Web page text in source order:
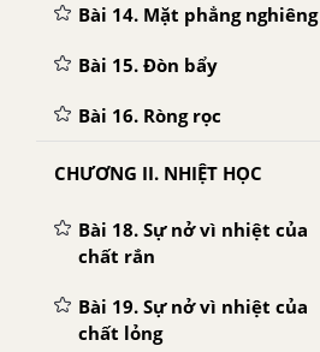
Bài 14. Mặt phẳng nghiêng
Bài 15. Đòn bẩy
Bài 16. Ròng rọc
CHƯƠNG II. NHIỆT HỌC
Bài 18. Sự nở vì nhiệt của
chất rắn
Bài 19. Sự nở vì nhiệt của
chất lỏng